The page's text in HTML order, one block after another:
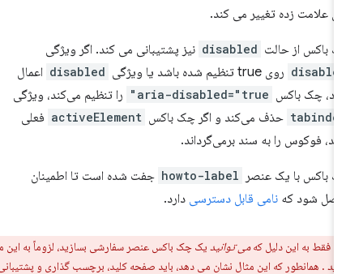
علامت زده تغییر می کند.
باکس از حالت disabled نیز پشتیبانی می کند. اگر ویژگی
روی true تنظیم شده باشد یا ویژگی disabled اعمال
چک باکس aria-disabled="true" را تنظیم می‌کند، ویژگی
حذف می‌کند و اگر چک باکس activeElement فعلی
فوکوس را به سند برمی‌گرداند.
باکس با یک عنصر howto-label جفت شده است تا اطمینان
شود که نامی قابل دسترسی دارد.
فقط به این دلیل کهمی توانیدیک چک باکس عنصر سفارشی بسازید، لزوماً به این معنی
. همانطور که این مثال نشان می دهد، باید صفحه کلید، برچسب گذاری و پشتیبانی